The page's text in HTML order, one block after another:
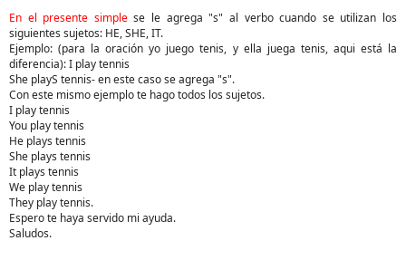
En el presente simplese le agrega "s" al verbo cuando se utilizan los
siguientes sujetos: HE, SHE, IT.
Ejemplo: (para la oración yo juego tenis, y ella juega tenis, aqui está la
diferencia): I play tennis
She playS tennis- en este caso se agrega "s".
Con este mismo ejemplo te hago todos los sujetos.
I play tennis
You play tennis
He plays tennis
She plays tennis
It plays tennis
We play tennis
They play tennis.
Espero te haya servido mi ayuda.
Saludos.